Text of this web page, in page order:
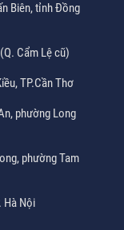
Biên, tỉnh Đồng
Cẩm Lệ cũ)
TP.Cần Thơ
phường Long
phường Tam
Hà Nội